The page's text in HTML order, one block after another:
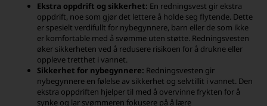
Ekstra oppdrift og sikkerhet: En redningsvest gir ekstra
oppdrift, noe som gjør det lettere å holde seg flytende. Dette
er spesielt verdifullt for nybegynnere, barn eller de som ikke
er komfortable med å svømme uten støtte. Redningsvesten
øker sikkerheten ved å redusere risikoen for å drukne eller
oppleve tretthet i vannet.
Sikkerhet for nybegynnere: Redningsvesten gir
nybegynnere en følelse av sikkerhet og selvtillit i vannet. Den
ekstra oppdriften hjelper til med å overvinne frykten for å
synke og lar svømmeren fokusere på å lære